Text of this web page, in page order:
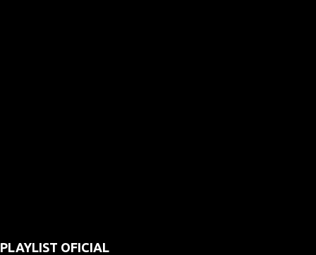
PLAYLIST OFICIAL